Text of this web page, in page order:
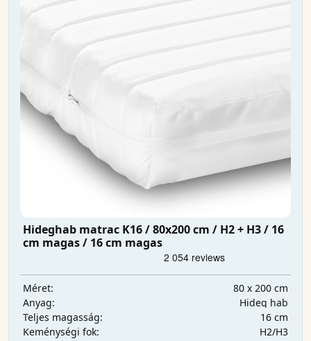
Hideghab matrac K16 / 80x200 cm / H2 + H3 / 16
cm magas / 16 cm magas
Méret:
80 x 200 cm
Anyag:
Hideg hab
Teljes magasság:
16 cm
Keménységi fok:
H2/H3